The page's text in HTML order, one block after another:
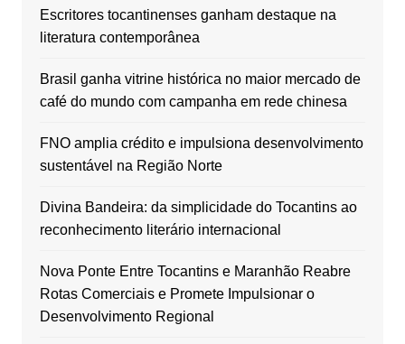
Escritores tocantinenses ganham destaque na
literatura contemporânea
Brasil ganha vitrine histórica no maior mercado de
café do mundo com campanha em rede chinesa
FNO amplia crédito e impulsiona desenvolvimento
sustentável na Região Norte
Divina Bandeira: da simplicidade do Tocantins ao
reconhecimento literário internacional
Nova Ponte Entre Tocantins e Maranhão Reabre
Rotas Comerciais e Promete Impulsionar o
Desenvolvimento Regional